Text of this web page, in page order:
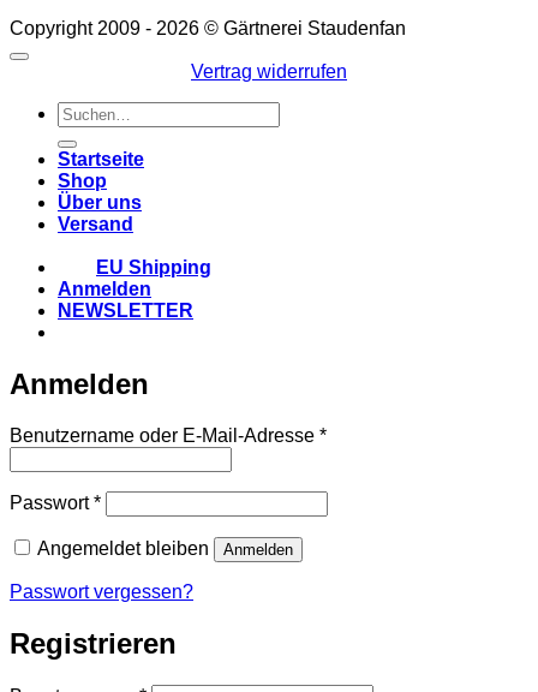
Copyright 2009 - 2026 © Gärtnerei Staudenfan
Vertrag widerrufen
Suchen
nach:
Startseite
Shop
Über uns
Versand
EU Shipping
Anmelden
NEWSLETTER
Anmelden
Benutzername oder E-Mail-Adresse *Erforderlich
Passwort*Erforderlich
Angemeldet bleiben Anmelden
Passwort vergessen?
Registrieren